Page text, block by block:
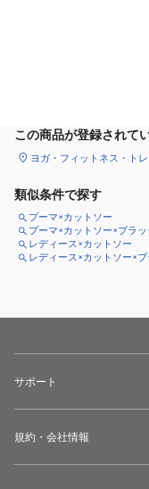
この商品が登録されて
ヨガ・フィットネス・ト
類似条件で探す
プーマ×カットソー
プーマ×カットソー×ブラッ
レディース×カットソー
レディース×カットソー×ブ
サポート
規約・会社情報